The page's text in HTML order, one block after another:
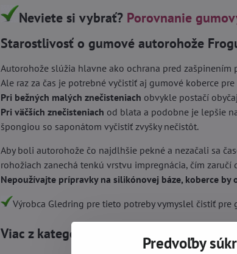
Neviete si vybrať? Porovnanie
Starostlivosť o gumové autorohože
Autorohože slúžia hlavne ako ochrana pred
Ale raz za čas je potrebné vyčistiť aj gumové koberce
Pri bežných malých znečisteniach obvykle postačí
Pri väčších znečisteniach od blata a podobne je lepšie
špongiou so saponátom vyčistiť zvyšky nečistôt.
Aby boli autorohože čo najdlhšie pekné a nezačali sa
rohožiach zanechá tenkú vrstvu impregnácia, čím
Nepoužívajte prípravky na silikónovej báze, koberce
Výrobca Gledring pre tieto potreby vymyslel čistiť
Viac z kategórie
Predvoľby